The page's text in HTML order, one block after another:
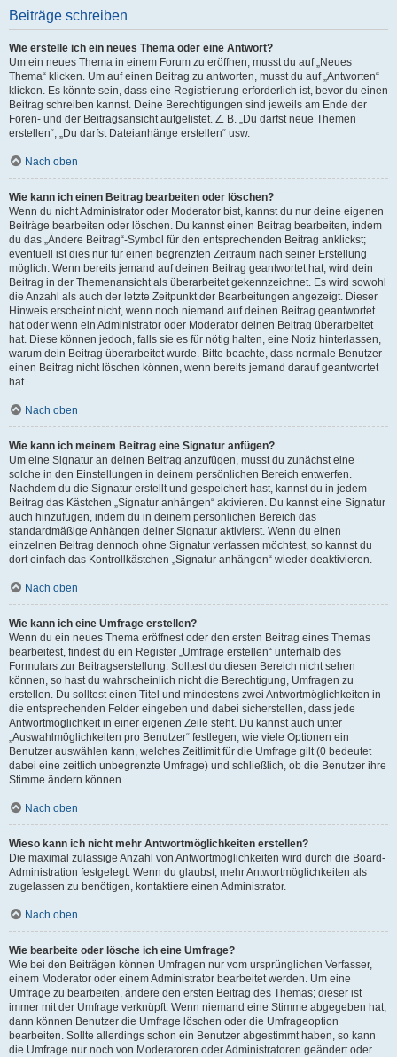
Beiträge schreiben
Wie erstelle ich ein neues Thema oder eine Antwort?
Um ein neues Thema in einem Forum zu eröffnen, musst du auf „Neues
Thema“ klicken. Um auf einen Beitrag zu antworten, musst du auf „Antworten“
klicken. Es könnte sein, dass eine Registrierung erforderlich ist, bevor du einen
Beitrag schreiben kannst. Deine Berechtigungen sind jeweils am Ende der
Foren- und der Beitragsansicht aufgelistet. Z. B. „Du darfst neue Themen
erstellen“, „Du darfst Dateianhänge erstellen“ usw.
Nach oben
Wie kann ich einen Beitrag bearbeiten oder löschen?
Wenn du nicht Administrator oder Moderator bist, kannst du nur deine eigenen
Beiträge bearbeiten oder löschen. Du kannst einen Beitrag bearbeiten, indem
du das „Ändere Beitrag“-Symbol für den entsprechenden Beitrag anklickst;
eventuell ist dies nur für einen begrenzten Zeitraum nach seiner Erstellung
möglich. Wenn bereits jemand auf deinen Beitrag geantwortet hat, wird dein
Beitrag in der Themenansicht als überarbeitet gekennzeichnet. Es wird sowohl
die Anzahl als auch der letzte Zeitpunkt der Bearbeitungen angezeigt. Dieser
Hinweis erscheint nicht, wenn noch niemand auf deinen Beitrag geantwortet
hat oder wenn ein Administrator oder Moderator deinen Beitrag überarbeitet
hat. Diese können jedoch, falls sie es für nötig halten, eine Notiz hinterlassen,
warum dein Beitrag überarbeitet wurde. Bitte beachte, dass normale Benutzer
einen Beitrag nicht löschen können, wenn bereits jemand darauf geantwortet
hat.
Nach oben
Wie kann ich meinem Beitrag eine Signatur anfügen?
Um eine Signatur an deinen Beitrag anzufügen, musst du zunächst eine
solche in den Einstellungen in deinem persönlichen Bereich entwerfen.
Nachdem du die Signatur erstellt und gespeichert hast, kannst du in jedem
Beitrag das Kästchen „Signatur anhängen“ aktivieren. Du kannst eine Signatur
auch hinzufügen, indem du in deinem persönlichen Bereich das
standardmäßige Anhängen deiner Signatur aktivierst. Wenn du einen
einzelnen Beitrag dennoch ohne Signatur verfassen möchtest, so kannst du
dort einfach das Kontrollkästchen „Signatur anhängen“ wieder deaktivieren.
Nach oben
Wie kann ich eine Umfrage erstellen?
Wenn du ein neues Thema eröffnest oder den ersten Beitrag eines Themas
bearbeitest, findest du ein Register „Umfrage erstellen“ unterhalb des
Formulars zur Beitragserstellung. Solltest du diesen Bereich nicht sehen
können, so hast du wahrscheinlich nicht die Berechtigung, Umfragen zu
erstellen. Du solltest einen Titel und mindestens zwei Antwortmöglichkeiten in
die entsprechenden Felder eingeben und dabei sicherstellen, dass jede
Antwortmöglichkeit in einer eigenen Zeile steht. Du kannst auch unter
„Auswahlmöglichkeiten pro Benutzer“ festlegen, wie viele Optionen ein
Benutzer auswählen kann, welches Zeitlimit für die Umfrage gilt (0 bedeutet
dabei eine zeitlich unbegrenzte Umfrage) und schließlich, ob die Benutzer ihre
Stimme ändern können.
Nach oben
Wieso kann ich nicht mehr Antwortmöglichkeiten erstellen?
Die maximal zulässige Anzahl von Antwortmöglichkeiten wird durch die Board-
Administration festgelegt. Wenn du glaubst, mehr Antwortmöglichkeiten als
zugelassen zu benötigen, kontaktiere einen Administrator.
Nach oben
Wie bearbeite oder lösche ich eine Umfrage?
Wie bei den Beiträgen können Umfragen nur vom ursprünglichen Verfasser,
einem Moderator oder einem Administrator bearbeitet werden. Um eine
Umfrage zu bearbeiten, ändere den ersten Beitrag des Themas; dieser ist
immer mit der Umfrage verknüpft. Wenn niemand eine Stimme abgegeben hat,
dann können Benutzer die Umfrage löschen oder die Umfrageoption
bearbeiten. Sollte allerdings schon ein Benutzer abgestimmt haben, so kann
die Umfrage nur noch von Moderatoren oder Administratoren geändert oder